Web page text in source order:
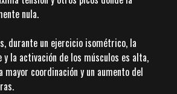
nula.
durante un ejercicio isométrico, la
la activación de los músculos es alta,
mayor coordinación y un aumento del